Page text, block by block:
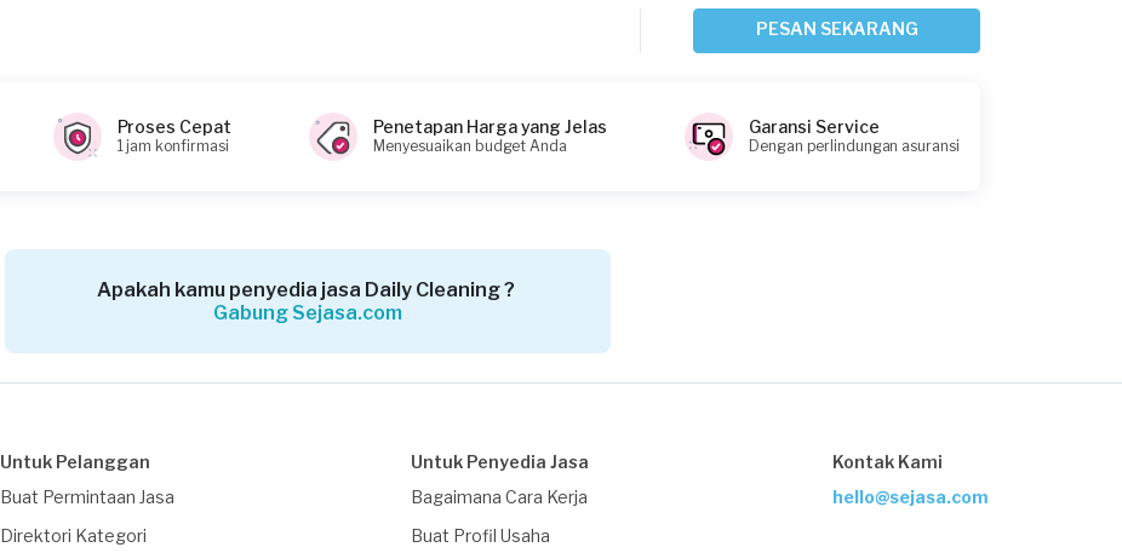
Jakarta Selatan, Jakarta
Jakarta Selatan, Jakarta
Sekitar 3 jam yang lalu
PESAN SEKARANG
Proses Cepat
1 jam konfirmasi
Penetapan Harga yang Jelas
Menyesuaikan budget Anda
Garansi Service
Dengan perlindungan asuransi
Apakah kamu penyedia jasa Daily Cleaning ?
Gabung Sejasa.com
Untuk Pelanggan
Buat Permintaan Jasa
Direktori Kategori
Untuk Penyedia Jasa
Bagaimana Cara Kerja
Buat Profil Usaha
Kontak Kami
hello@sejasa.com